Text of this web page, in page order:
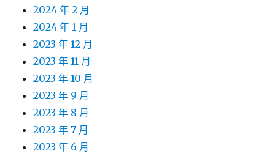
2024 年 2 月
2024 年 1 月
2023 年 12 月
2023 年 11 月
2023 年 10 月
2023 年 9 月
2023 年 8 月
2023 年 7 月
2023 年 6 月